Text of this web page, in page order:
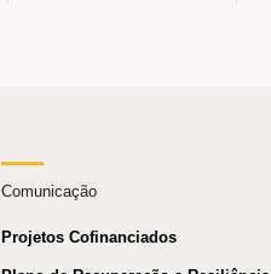
Comunicação
Projetos Cofinanciados